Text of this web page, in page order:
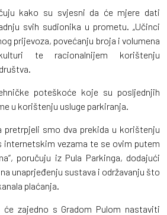
kako su svjesni da će mjere dati
svih sudionika u prometu. „Učinci
prijevoza, povećanju broja i volumena
te racionalnijem korištenju
poteškoće koje su posljednjih
u korištenju usluge parkiranja.
pretrpjeli smo dva prekida u korištenju
internetskim vezama te se ovim putem
poručuju iz Pula Parkinga, dodajući
unaprjeđenju sustava i održavanju što
plaćanja.
zajedno s Gradom Pulom nastaviti